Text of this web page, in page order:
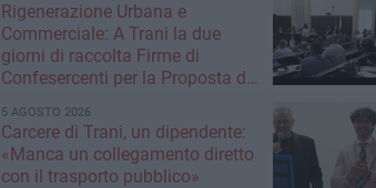
Rigenerazione Urbana e
Commerciale: A Trani la due
giorni di raccolta Firme di
Confesercenti per la Proposta di
5 AGOSTO 2026
Carcere di Trani, un dipendente:
«Manca un collegamento diretto
con il trasporto pubblico»